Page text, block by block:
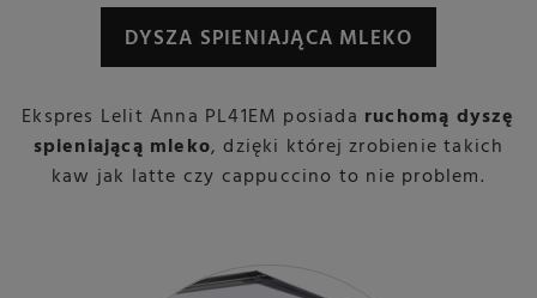
DYSZA SPIENIAJĄCA MLEKO
Ekspres Lelit Anna PL41EM posiada ruchomą dyszę
spieniającą mleko, dzięki której zrobienie takich
kaw jak latte czy cappuccino to nie problem.